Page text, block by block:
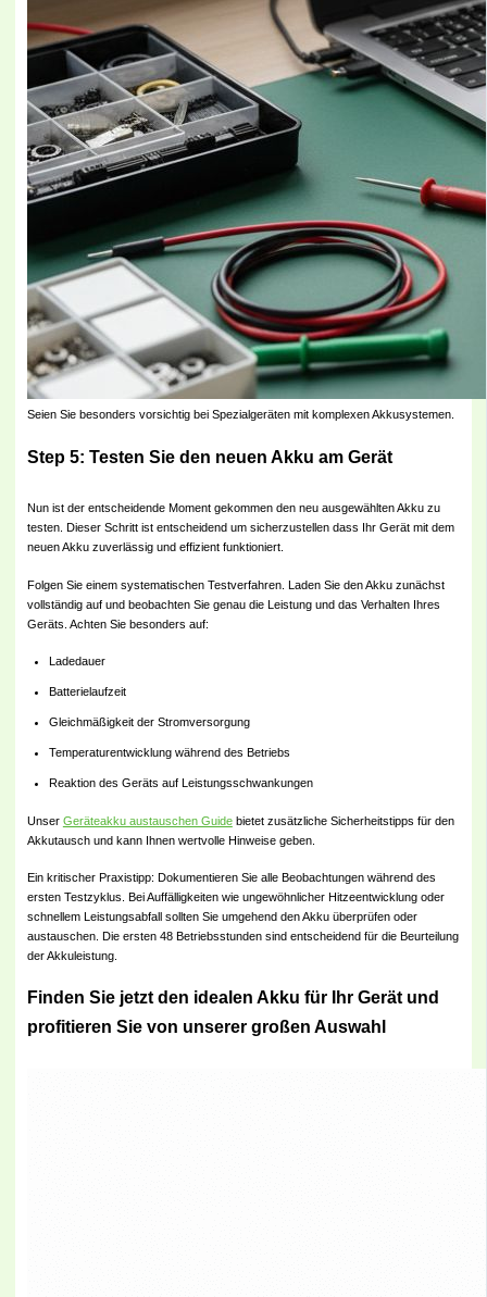
Seien Sie besonders vorsichtig bei Spezialgeräten mit komplexen Akkusystemen.
Step 5: Testen Sie den neuen Akku am Gerät
Nun ist der entscheidende Moment gekommen den neu ausgewählten Akku zu
testen. Dieser Schritt ist entscheidend um sicherzustellen dass Ihr Gerät mit dem
neuen Akku zuverlässig und effizient funktioniert.
Folgen Sie einem systematischen Testverfahren. Laden Sie den Akku zunächst
vollständig auf und beobachten Sie genau die Leistung und das Verhalten Ihres
Geräts. Achten Sie besonders auf:
Ladedauer
Batterielaufzeit
Gleichmäßigkeit der Stromversorgung
Temperaturentwicklung während des Betriebs
Reaktion des Geräts auf Leistungsschwankungen
Unser Geräteakku austauschen Guidebietet zusätzliche Sicherheitstipps für den
Akkutausch und kann Ihnen wertvolle Hinweise geben.
Ein kritischer Praxistipp: Dokumentieren Sie alle Beobachtungen während des
ersten Testzyklus. Bei Auffälligkeiten wie ungewöhnlicher Hitzeentwicklung oder
schnellem Leistungsabfall sollten Sie umgehend den Akku überprüfen oder
austauschen. Die ersten 48 Betriebsstunden sind entscheidend für die Beurteilung
der Akkuleistung.
Finden Sie jetzt den idealen Akku für Ihr Gerät und
profitieren Sie von unserer großen Auswahl